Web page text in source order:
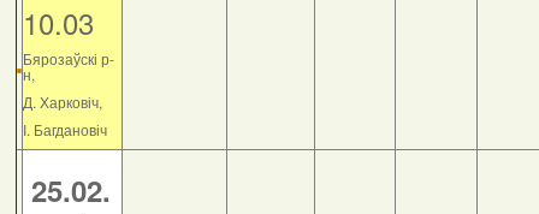
10.03
Бярозаўскі р-
н,
Д. Харковіч,
І. Багдановіч
25.02.